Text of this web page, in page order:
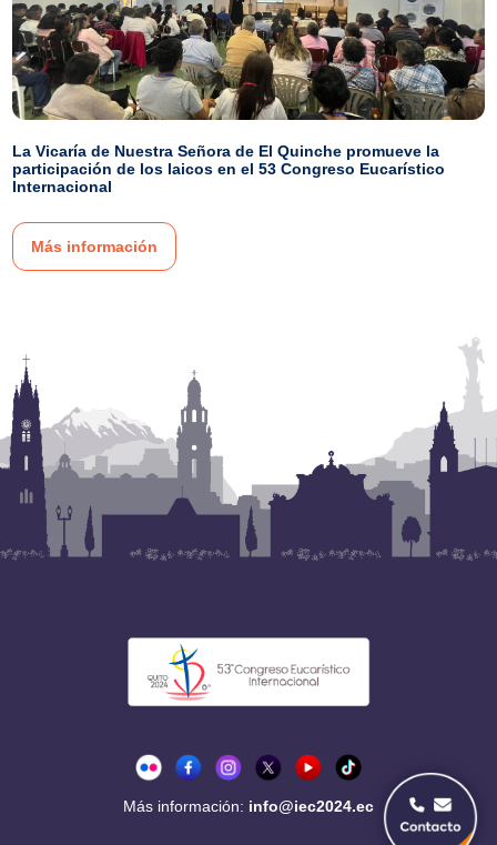
La Vicaría de Nuestra Señora de El Quinche promueve la
participación de los laicos en el 53 Congreso Eucarístico
Internacional
Más información
Más información: info@iec2024.ec